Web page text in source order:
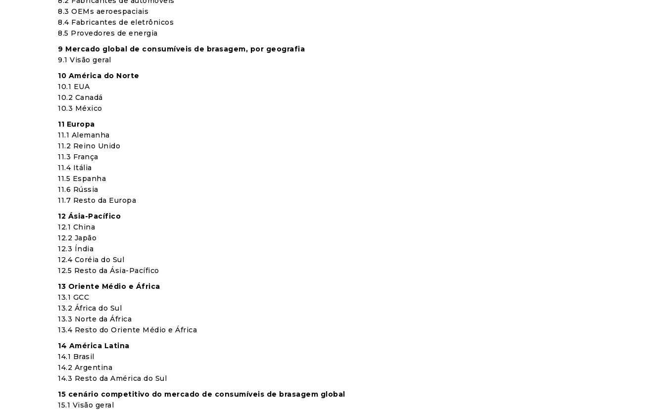
8.3 OEMs aeroespaciais
8.4 Fabricantes de eletrônicos
8.5 Provedores de energia
9 Mercado global de consumíveis de brasagem, por geografia
9.1 Visão geral
10 América do Norte
10.1 EUA
10.2 Canadá
10.3 México
11 Europa
11.1 Alemanha
11.2 Reino Unido
11.3 França
11.4 Itália
11.5 Espanha
11.6 Rússia
11.7 Resto da Europa
12 Ásia-Pacífico
12.1 China
12.2 Japão
12.3 Índia
12.4 Coréia do Sul
12.5 Resto da Ásia-Pacífico
13 Oriente Médio e África
13.1 GCC
13.2 África do Sul
13.3 Norte da África
13.4 Resto do Oriente Médio e África
14 América Latina
14.1 Brasil
14.2 Argentina
14.3 Resto da América do Sul
15 cenário competitivo do mercado de consumíveis de brasagem global
15.1 Visão geral